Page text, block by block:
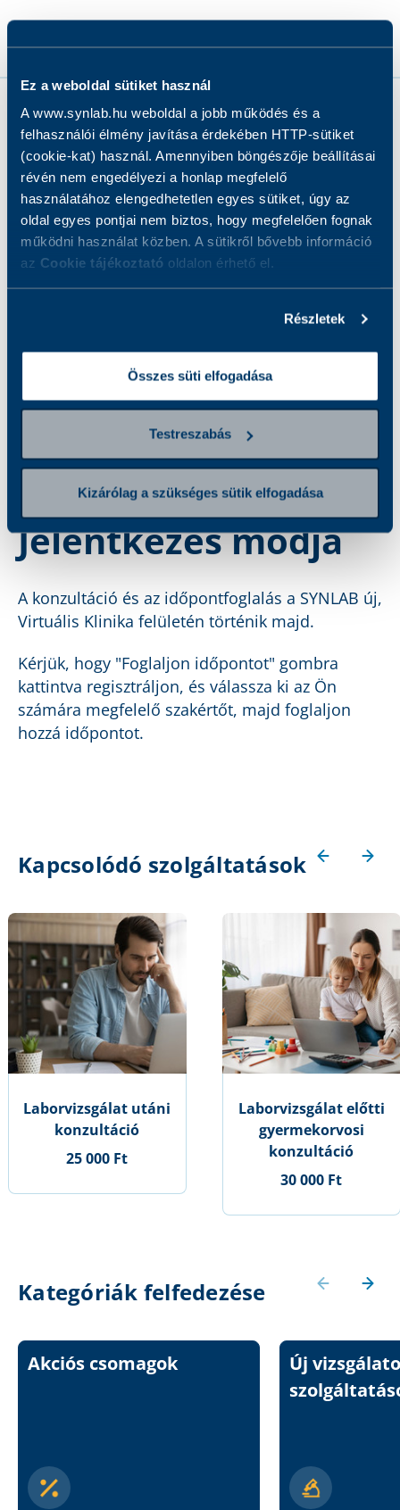
Ez a weboldal sütiket használ
A www.synlab.hu weboldal a jobb működés és a
felhasználói élmény javítása érdekében HTTP-sütiket
(cookie-kat) használ. Amennyiben böngészője beállításai
révén nem engedélyezi a honlap megfelelő
használatához elengedhetetlen egyes sütiket, úgy az
oldal egyes pontjai nem biztos, hogy megfelelően fognak
működni használat közben. A sütikről bővebb információ
az Cookie tájékoztató oldalon érhető el.
Részletek
Összes süti elfogadása
Testreszabás
Kizárólag a szükséges sütik elfogadása
• Jelentkezés módja
Regisztráció menete
Jelentkezés módja
A konzultáció és az időpontfoglalás a SYNLAB új,
Virtuális Klinika felületén történik majd.
Kérjük, hogy "Foglaljon időpontot" gombra
kattintva regisztráljon, és válassza ki az Ön
számára megfelelő szakértőt, majd foglaljon
hozzá időpontot.
Kapcsolódó szolgáltatások
Laborvizsgálat utáni
konzultáció
25 000 Ft
Laborvizsgálat előtti
gyermekorvosi
konzultáció
30 000 Ft
Kategóriák felfedezése
Akciós csomagok
Új